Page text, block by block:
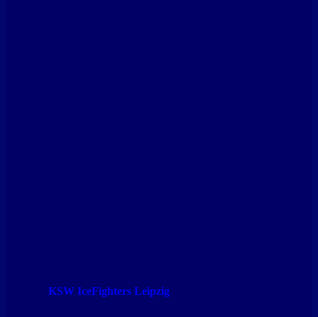
KSW IceFighters Leipzig